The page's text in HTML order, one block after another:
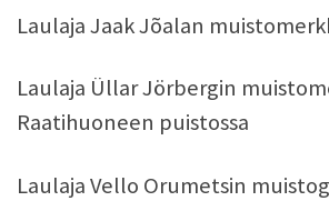
Laulaja Jaak Jõalan
Laulaja Üllar Jörbergin
Raatihuoneen puistossa
Laulaja Vello Orumetsin